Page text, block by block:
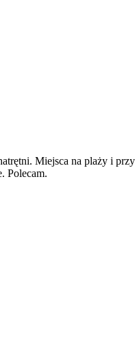
Miejsca na plaży i
Polecam.